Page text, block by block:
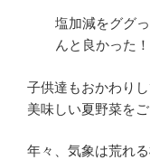
塩加減をググ
んと良かった！
子供達もおかわり
美味しい夏野菜を
年々、気象は荒れる